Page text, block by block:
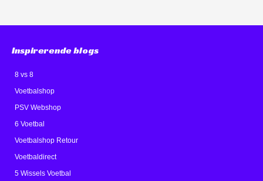
Inspirerende blogs
8 vs 8
Voetbalshop
PSV Webshop
6 Voetbal
Voetbalshop Retour
Voetbaldirect
5 Wissels Voetbal